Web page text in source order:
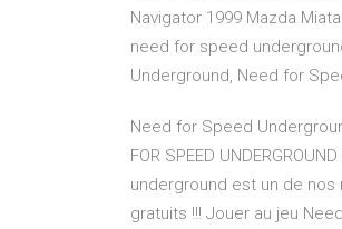
Navigator 1999 Mazda
need for speed
Underground, Need for
Need for Speed
FOR SPEED
underground est un de
gratuits !!! Jouer au jeu